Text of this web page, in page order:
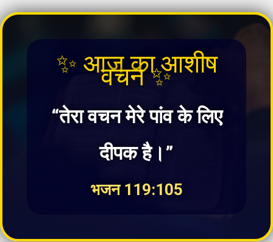
✨ आज का आशीष
वचन ✨
“तेरा वचन मेरे पांव के लिए
दीपक है।”
भजन 119:105